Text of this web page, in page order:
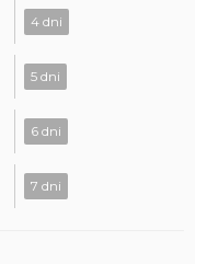
4 dni
5 dni
6 dni
7 dni